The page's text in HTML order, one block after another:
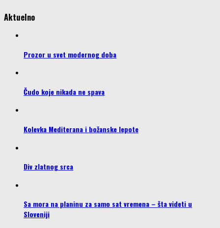
Aktuelno
Prozor u svet modernog doba
Čudo koje nikada ne spava
Kolevka Mediterana i božanske lepote
Div zlatnog srca
Sa mora na planinu za samo sat vremena – šta videti u
Sloveniji